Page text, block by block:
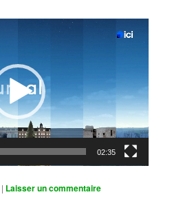
02:35
| Laisser un commentaire